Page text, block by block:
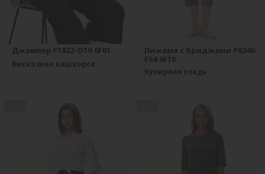
Джемпер F1822-O19.6F01
Вискозное кашкорсе
Пижама с бриджами P0246-
F54.6F15
Кулирная гладь